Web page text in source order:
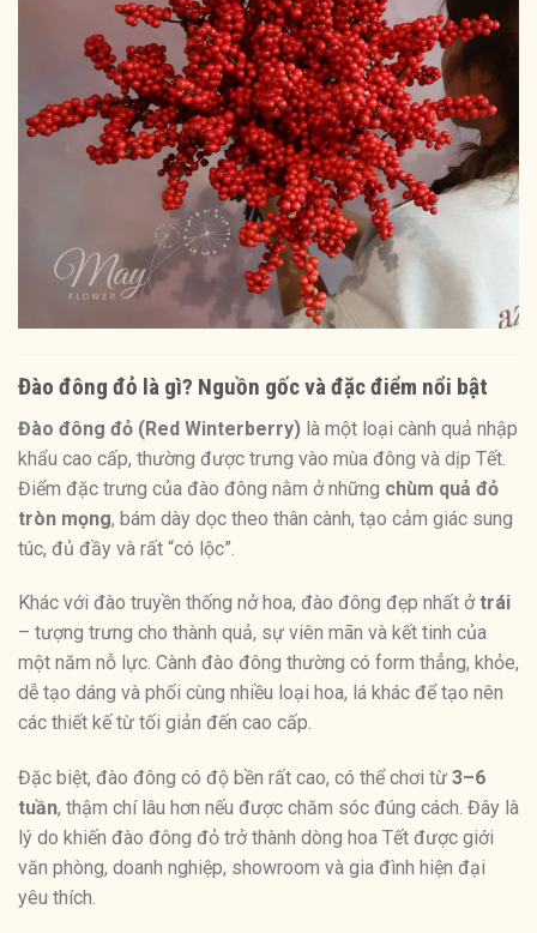
Đào đông đỏ là gì? Nguồn gốc và đặc điểm nổi bật
Đào đông đỏ (Red Winterberry) là một loại cành quả nhập
khẩu cao cấp, thường được trưng vào mùa đông và dịp Tết.
Điểm đặc trưng của đào đông nằm ở những chùm quả đỏ
tròn mọng, bám dày dọc theo thân cành, tạo cảm giác sung
túc, đủ đầy và rất “có lộc”.
Khác với đào truyền thống nở hoa, đào đông đẹp nhất ởtrái
– tượng trưng cho thành quả, sự viên mãn và kết tinh của
một năm nỗ lực. Cành đào đông thường có form thẳng, khỏe,
dễ tạo dáng và phối cùng nhiều loại hoa, lá khác để tạo nên
các thiết kế từ tối giản đến cao cấp.
Đặc biệt, đào đông có độ bền rất cao, có thể chơi từ 3–6
tuần, thậm chí lâu hơn nếu được chăm sóc đúng cách. Đây là
lý do khiến đào đông đỏ trở thành dòng hoa Tết được giới
văn phòng, doanh nghiệp, showroom và gia đình hiện đại
yêu thích.